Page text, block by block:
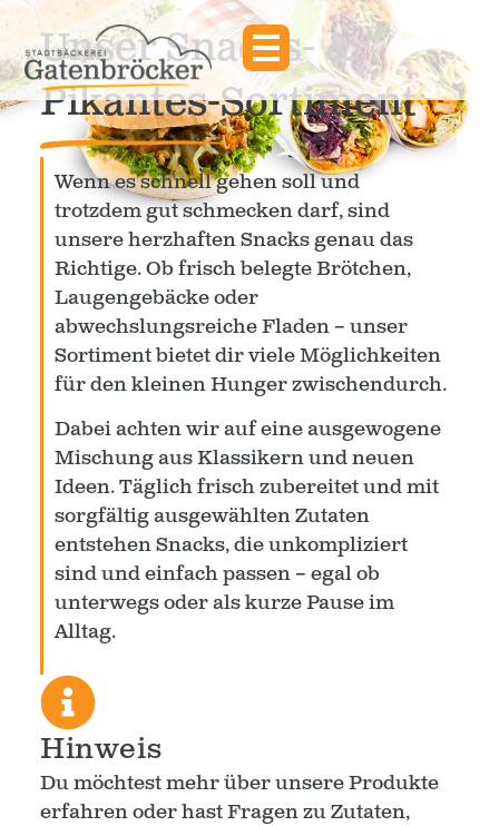
Unser Snacks- &
Pikantes-Sortiment
Wenn es schnell gehen soll und
trotzdem gut schmecken darf, sind
unsere herzhaften Snacks genau das
Richtige. Ob frisch belegte Brötchen,
Laugengebäcke oder
abwechslungsreiche Fladen – unser
Sortiment bietet dir viele Möglichkeiten
für den kleinen Hunger zwischendurch.
Dabei achten wir auf eine ausgewogene
Mischung aus Klassikern und neuen
Ideen. Täglich frisch zubereitet und mit
sorgfältig ausgewählten Zutaten
entstehen Snacks, die unkompliziert
sind und einfach passen – egal ob
unterwegs oder als kurze Pause im
Alltag.
Hinweis
Du möchtest mehr über unsere Produkte
erfahren oder hast Fragen zu Zutaten,